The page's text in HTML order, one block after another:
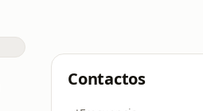
Contactos